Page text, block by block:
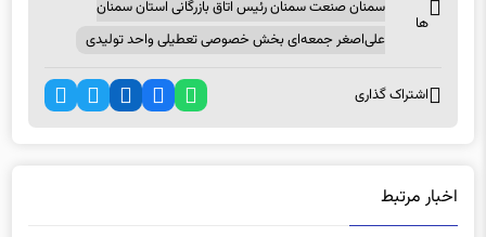
ها
سمنان صنعت سمنان رئیس اتاق بازرگانی استان سمنان
علی‌اصغر جمعه‌ای بخش خصوصی تعطیلی واحد تولیدی
اشتراک گذاری
اخبار مرتبط